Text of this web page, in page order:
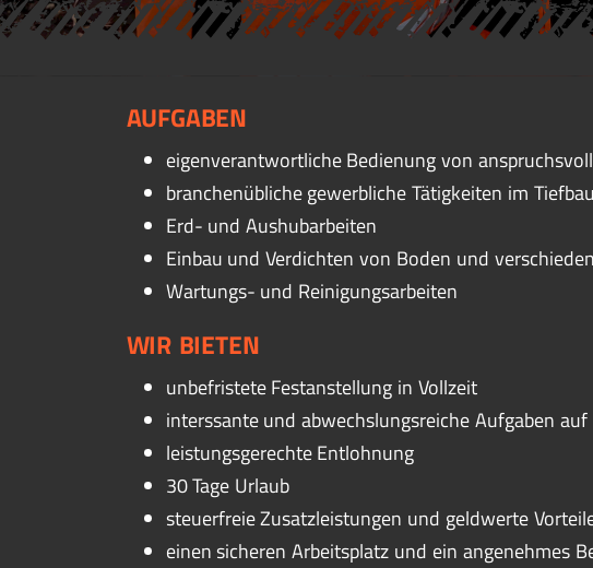
AUFGABEN
eigenverantwortliche Bedienung von
branchenübliche gewerbliche Tätigkeiten im Tiefbau
Erd- und Aushubarbeiten
Einbau und Verdichten von Boden und
Wartungs- und Reinigungsarbeiten
WIR BIETEN
unbefristete Festanstellung in Vollzeit
interssante und abwechslungsreiche Aufgaben
leistungsgerechte Entlohnung
30 Tage Urlaub
steuerfreie Zusatzleistungen und geldwerte
einen sicheren Arbeitsplatz und ein angenehmes